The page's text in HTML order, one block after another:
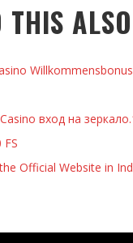
вход на
Official Website in